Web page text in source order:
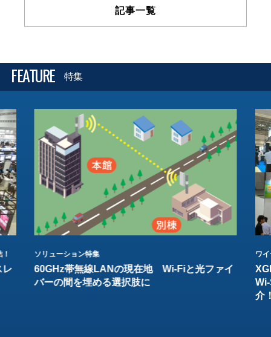
記事一覧
FEATURE 特集
レ
ソリューション特集
60GHz帯無線LANの現在地 Wi-Fiと光ファイ
バーの間を埋める選択肢に
ワ
介